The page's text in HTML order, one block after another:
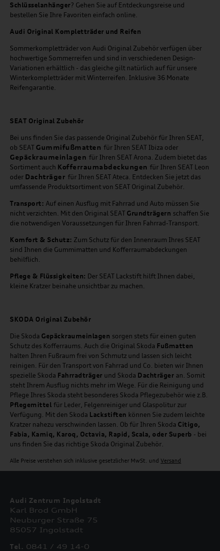
Schlüsselanhänger? Gehen Sie auf Entdeckungsreise und
bestellen Sie Ihre Favoriten einfach online.
Audi Original Kompletträder und Reifen
Sommerkompletträder von Audi Original Zubehör verfügen über
hochwertige Sommerreifen und sind in verschiedenen Design-
Variationen erhältlich - das gleiche gilt natürlich auf für unsere
Winterkompletträder mit Winterreifen. Inklusive 36 Monate
Reifengarantie.
SEAT Original Zubehör
Bei uns finden Sie das passende Original Zubehör für Ihren SEAT,
ob SEAT Gummifußmatten für Ihren SEAT Ibiza oder
Gepäckraumeinlagen für Ihren SEAT Arona. Zudem bietet das
Sortiment auch Kofferraumabdeckungen für Ihren SEAT Leon
oder Dachträger für Ihren SEAT Ateca. Entdecken Sie jetzt das
umfassende Produktsortiment von SEAT Original Zubehör.
Transport: Auf einen Ausflug mit Fahrrad und Auto müssen Sie
nicht verzichten. Mit den Original SEAT Grundträgern schaffen Sie
die notwendigen Voraussetzungen für Ihren Fahrrad-Transport.
Komfort & Schutz: Zum Schutz für den Innenraum Ihres SEAT
sind Ihnen die Gummimatten und Kofferraumabdeckungen
behilflich.
Pflege & Flüssigkeiten: Der SEAT Lackstift hilft Ihnen dabei,
kleine Kratzer beinahe unsichtbar zu machen.
SKODA Original Zubehör
Die Skoda Gepäckraumeinlagen sorgen stets für einen guten
Schutz des Kofferraums. Auch die Original Skoda Fußmatten
halten Ihren Fußraum frei von Schmutz und lassen sich leicht
reinigen. Für den Transport von Fahrrad und Co. bieten wir Ihnen
spezielle Skoda Fahrradträger und Skoda Dachträger an. Somit
steht Ihrem Ausflug nichts mehr im Wege. Für die Reinigung und
Pflege Ihres Skoda steht besonderes Skoda Pflegezubehör wie z.B.
Pflegemittel für Leder, Felgenreiniger und Glaspolitur zur
Verfügung. Mit den Skoda Lackstiften können Sie zudem leichte
Kratzer nahezu verschwinden lassen. Ob für Ihren Skoda Citigo,
Fabia, Kamiq, Karoq, Octavia, Rapid, Scala, oder Superb - bei
uns finden Sie das richtige Skoda Original Zubehör.
Alle Preise verstehen sich inklusive gesetzlicher MwSt. und Versand
Audi Zentrum Ingolstadt
Karl Brod GmbH
Neuburger Straße 75
85057 Ingolstadt
Tel. 0841 / 49 14-0